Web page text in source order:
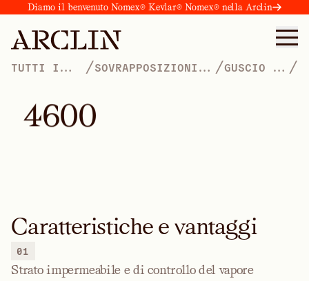
Diamo il benvenuto Nomex® Kevlar® Nomex® nella Arclin
TUTTI I
/SOVRAPPOSIZIONI
/GUSCIO A
/
4600
Caratteristiche e vantaggi
01
Strato impermeabile e di controllo del vapore